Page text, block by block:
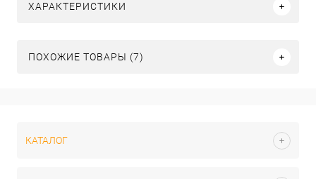
ХАРАКТЕРИСТИКИ
ПОХОЖИЕ ТОВАРЫ (7)
КАТАЛОГ